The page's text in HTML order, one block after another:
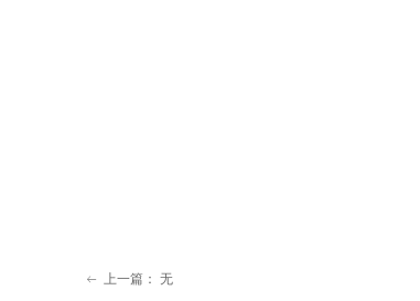
ꂃ 上一篇： 无